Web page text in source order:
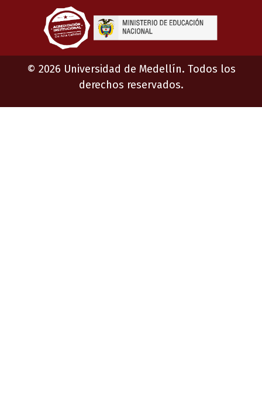
© 2026 Universidad de Medellín. Todos los
derechos reservados.